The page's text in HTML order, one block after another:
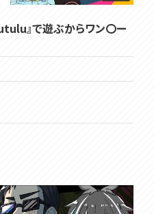
』で遊ぶからワン〇ー